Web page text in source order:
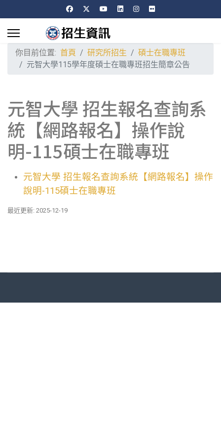
你目前位置: 首頁 研究所招生
碩士在職專班
元智大學115學年度碩士在職專班招生簡章公告
元智大學 招生報名查詢系
統【網路報名】操作說
明-115碩士在職專班
元智大學 招生報名查詢系統【網路報名】操作
說明-115碩士在職專班
最近更新: 2025-12-19